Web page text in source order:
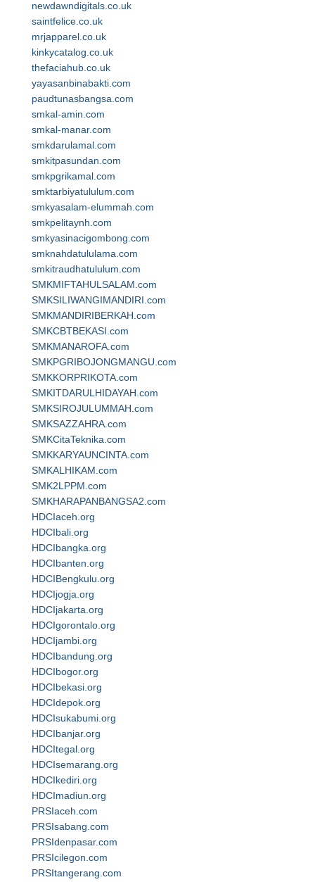
newdawndigitals.co.uk
saintfelice.co.uk
mrjapparel.co.uk
kinkycatalog.co.uk
thefaciahub.co.uk
yayasanbinabakti.com
paudtunasbangsa.com
smkal-amin.com
smkal-manar.com
smkdarulamal.com
smkitpasundan.com
smkpgrikamal.com
smktarbiyatululum.com
smkyasalam-elummah.com
smkpelitaynh.com
smkyasinacigombong.com
smknahdatululama.com
smkitraudhatululum.com
SMKMIFTAHULSALAM.com
SMKSILIWANGIMANDIRI.com
SMKMANDIRIBERKAH.com
SMKCBTBEKASI.com
SMKMANAROFA.com
SMKPGRIBOJONGMANGU.com
SMKKORPRIKOTA.com
SMKITDARULHIDAYAH.com
SMKSIROJULUMMAH.com
SMKSAZZAHRA.com
SMKCitaTeknika.com
SMKKARYAUNCINTA.com
SMKALHIKAM.com
SMK2LPPM.com
SMKHARAPANBANGSA2.com
HDCIaceh.org
HDCIbali.org
HDCIbangka.org
HDCIbanten.org
HDCIBengkulu.org
HDCIjogja.org
HDCIjakarta.org
HDCIgorontalo.org
HDCIjambi.org
HDCIbandung.org
HDCIbogor.org
HDCIbekasi.org
HDCIdepok.org
HDCIsukabumi.org
HDCIbanjar.org
HDCItegal.org
HDCIsemarang.org
HDCIkediri.org
HDCImadiun.org
PRSIaceh.com
PRSIsabang.com
PRSIdenpasar.com
PRSIcilegon.com
PRSItangerang.com